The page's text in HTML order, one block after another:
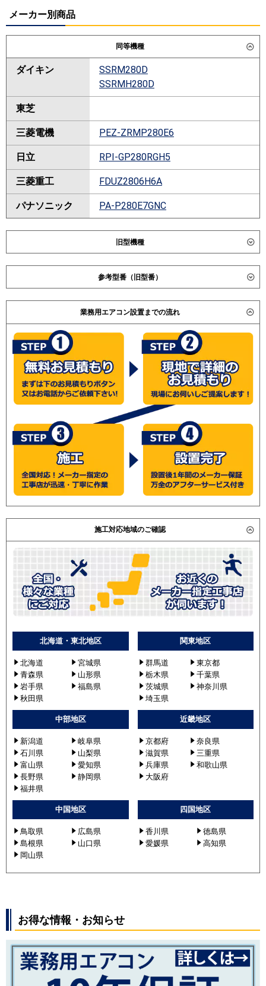
メーカー別商品
同等機種
ダイキン
SSRM280D
SSRMH280D
東芝
三菱電機 PEZ-ZRMP280E6
日立 RPI-GP280RGH5
三菱重工 FDUZ2806H6A
パナソニック PA-P280E7GNC
旧型機種
ダイキン
SSRM280C
SSRMH280C
東芝
PEZ-ZRP280BR
PEZ-ZRP280BY
PEZ-ZRMP280E2
PEZ-ZRMP280EZ
PEZ-ZRMP280E3
PEZ-ZRMP280E4
PEZ-ZRMP280E5
RPI-AP280GH7
RPI-AP280GH8
RPI-GP280RGH1
RPI-GP280RGH1-G
RPI-GP280RGH3
RPI-GP280RGH4
RPI-GP280RGH
三菱重工 FDUZ2805H5A
パナソニック
PA-P280E7GN
PA-P280E7GNB
PA-P280E6GNB
参考型番（旧型番）
日立 RPI-AP280GH2 / RPI-AP280GH1 / 三菱電機 PEZ-
ZRP280BK / PEZ-ZRP280BD / PEZ-ZRP280BE / ダイキ
ン SZZM280CF / SZZM280CB
(こちらの型番は参考です。メーカーや仕様によって価格
は異なります。旧型番は在庫切れの可能性がございま
す。）
業務用エアコン設置までの流れ
施工対応地域のご確認
北海道・東北地区
北海道
宮城県
青森県
山形県
岩手県
福島県
秋田県
関東地区
群馬道
東京都
栃木県
千葉県
茨城県
神奈川県
埼玉県
中部地区
新潟道
岐阜県
石川県
山梨県
富山県
愛知県
長野県
静岡県
福井県
近畿地区
京都府
奈良県
滋賀県
三重県
兵庫県
和歌山県
大阪府
中国地区
鳥取県
広島県
島根県
山口県
岡山県
四国地区
香川県
徳島県
愛媛県
高知県
お得な情報・お知らせ